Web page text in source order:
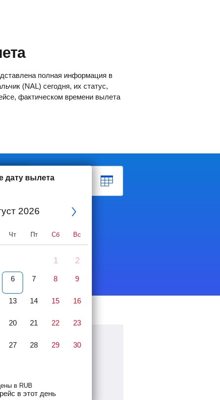
полная информация в
(NAL) сегодня, их статус,
фактическом времени вылета
Обратно?
дату вылета
2026
Чт Пт Сб Вс
1 2
6 7 8 9
13 14 15 16
20 21 22 23
27 28 29 30
в RUB
в этот день